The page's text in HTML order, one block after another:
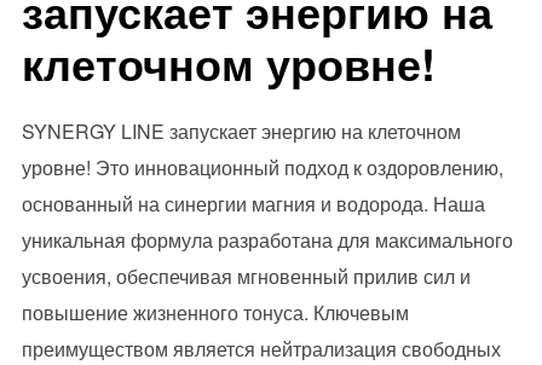
клеточном уровне!
SYNERGY LINE запускает энергию на клеточном
уровне! Это инновационный подход к оздоровлению,
основанный на синергии магния и водорода. Наша
уникальная формула разработана для максимального
усвоения, обеспечивая мгновенный прилив сил и
повышение жизненного тонуса. Ключевым
преимуществом является нейтрализация свободных